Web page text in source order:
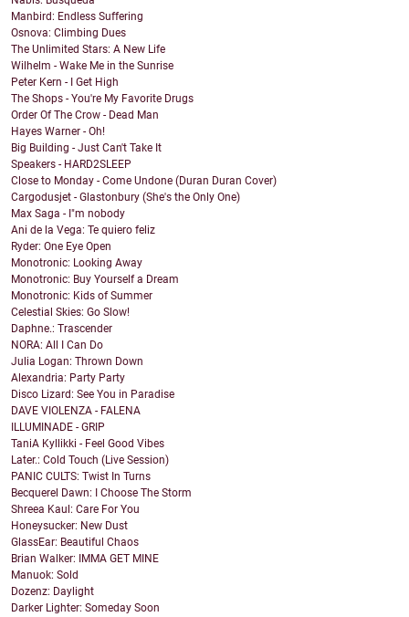
Manbird: Endless Suffering
Osnova: Climbing Dues
The Unlimited Stars: A New Life
Wilhelm - Wake Me in the Sunrise
Peter Kern - I Get High
The Shops - You're My Favorite Drugs
Order Of The Crow - Dead Man
Hayes Warner - Oh!
Big Building - Just Can't Take It
Speakers - HARD2SLEEP
Close to Monday - Come Undone (Duran Duran Cover)
Cargodusjet - Glastonbury (She's the Only One)
Max Saga - I"m nobody
Ani de la Vega: Te quiero feliz
Ryder: One Eye Open
Monotronic: Looking Away
Monotronic: Buy Yourself a Dream
Monotronic: Kids of Summer
Celestial Skies: Go Slow!
Daphne.: Trascender
NORA: All I Can Do
Julia Logan: Thrown Down
Alexandria: Party Party
Disco Lizard: See You in Paradise
DAVE VIOLENZA - FALENA
ILLUMINADE - GRIP
TaniA Kyllikki - Feel Good Vibes
Later.: Cold Touch (Live Session)
PANIC CULTS: Twist In Turns
Becquerel Dawn: I Choose The Storm
Shreea Kaul: Care For You
Honeysucker: New Dust
GlassEar: Beautiful Chaos
Brian Walker: IMMA GET MINE
Manuok: Sold
Dozenz: Daylight
Darker Lighter: Someday Soon